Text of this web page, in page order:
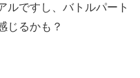
ルですし、バトルパート
じるかも？